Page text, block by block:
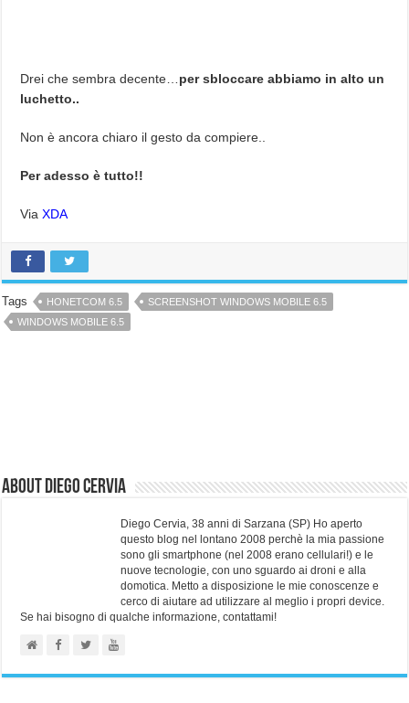
Drei che sembra decente… per sbloccare abbiamo in alto un
luchetto..
Non è ancora chiaro il gesto da compiere..
Per adesso è tutto!!
ViaXDA
Tags HONETCOM 6.5
SCREENSHOT WINDOWS MOBILE 6.5
WINDOWS MOBILE 6.5
About Diego Cervia
Diego Cervia, 38 anni di Sarzana (SP) Ho aperto
questo blog nel lontano 2008 perchè la mia passione
sono gli smartphone (nel 2008 erano cellulari!) e le
nuove tecnologie, con uno sguardo ai droni e alla
domotica. Metto a disposizione le mie conoscenze e
cerco di aiutare ad utilizzare al meglio i propri device.
Se hai bisogno di qualche informazione, contattami!